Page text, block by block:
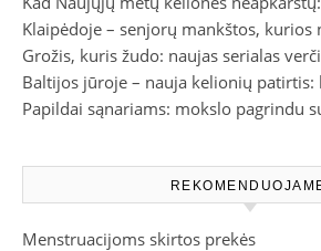
Klaipėdoje – senjorų mankštos, kurios
Grožis, kuris žudo: naujas serialas
Baltijos jūroje – nauja kelionių
Papildai sąnariams: mokslo pagrindu
Menstruacijoms skirtos prekės